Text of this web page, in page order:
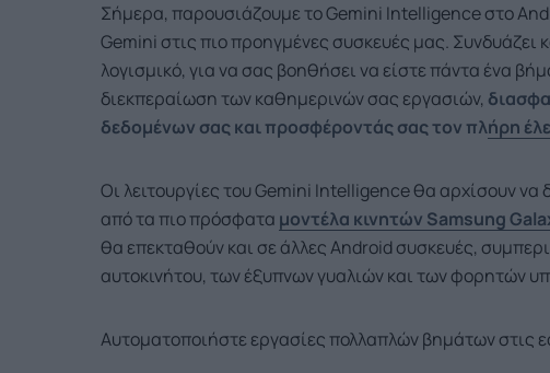
Σήμερα, παρουσιάζουμε το Gemini Intelligence στο
Gemini στις πιο προηγμένες συσκευές μας.
λογισμικό, για να σας βοηθήσει να είστε πάντα ένα
διεκπεραίωση των καθημερινών σας εργασιών,
δεδομένων σας και προσφέροντάς σας τον πλήρη
Οι λειτουργίες του Gemini Intelligence θα αρχίσουν να
από τα πιο πρόσφατα μοντέλα κινητών Samsung
θα επεκταθούν και σε άλλες Android συσκευές,
αυτοκινήτου, των έξυπνων γυαλιών και των φορητών
Αυτοματοποιήστε εργασίες πολλαπλών βημάτων στις